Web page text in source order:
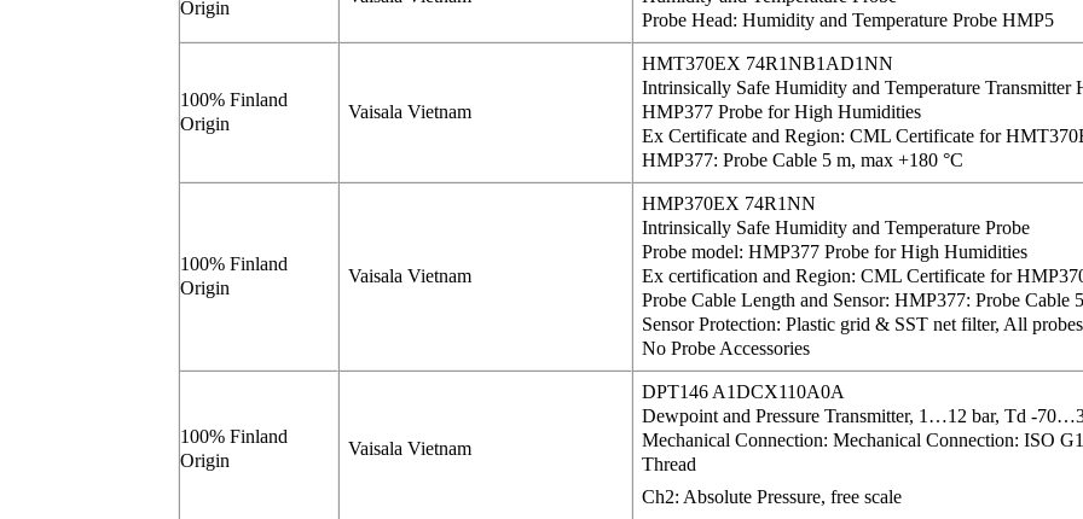
Origin
Probe Head: Humidity and Temperature Probe HMP5
100% Finland
Origin
Vaisala Vietnam
HMT370EX 74R1NB1AD1NN
Intrinsically Safe Humidity and Temperature
HMP377 Probe for High Humidities
Ex Certificate and Region: CML Certificate for
HMP377: Probe Cable 5 m, max +180 °C
100% Finland
Origin
Vaisala Vietnam
HMP370EX 74R1NN
Intrinsically Safe Humidity and Temperature Probe
Probe model: HMP377 Probe for High Humidities
Ex certification and Region: CML Certificate for
Probe Cable Length and Sensor: HMP377: Probe Cable
Sensor Protection: Plastic grid & SST net filter, All
No Probe Accessories
100% Finland
Origin
Vaisala Vietnam
DPT146 A1DCX110A0A
Dewpoint and Pressure Transmitter, 1…12 bar, Td -
Mechanical Connection: Mechanical Connection: ISO
Thread
Ch2: Absolute Pressure, free scale